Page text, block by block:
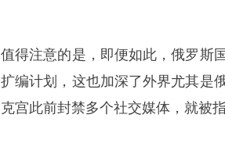
值得注意的是，即便如此，俄罗斯
扩编计划，这也加深了外界尤其是
克宫此前封禁多个社交媒体，就被